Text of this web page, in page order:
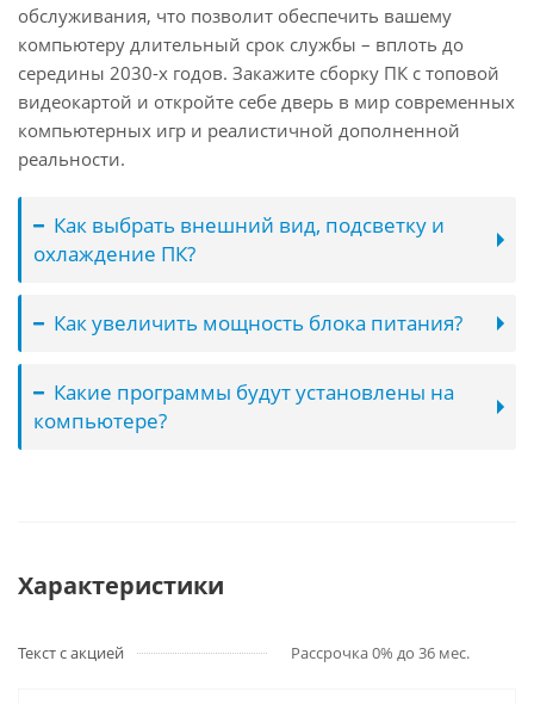
обслуживания, что позволит обеспечить вашему
компьютеру длительный срок службы – вплоть до
середины 2030-х годов. Закажите сборку ПК с топовой
видеокартой и откройте себе дверь в мир современных
компьютерных игр и реалистичной дополненной
реальности.
Как выбрать внешний вид, подсветку и
охлаждение ПК?
Как увеличить мощность блока питания?
Какие программы будут установлены на
компьютере?
Характеристики
Текст с акцией Рассрочка 0% до 36 мес.